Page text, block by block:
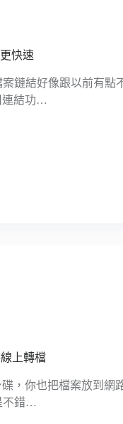
快速
鏈結好像跟以前有點
連結功…
上轉檔
，你也把檔案放到網
不錯…